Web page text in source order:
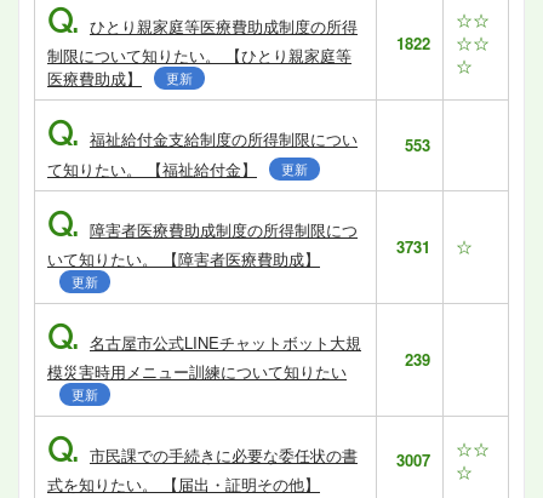
Q. ひとり親家庭等医療費助成制度の所得
制限について知りたい。 【ひとり親家庭等
医療費助成】
更新
1822
☆☆
☆☆
☆
Q. 福祉給付金支給制度の所得制限につい
て知りたい。 【福祉給付金】
更新
553
Q. 障害者医療費助成制度の所得制限につ
いて知りたい。 【障害者医療費助成】
更新
3731 ☆
Q. 名古屋市公式LINEチャットボット大規
模災害時用メニュー訓練について知りたい
更新
239
Q. 市民課での手続きに必要な委任状の書
式を知りたい。 【届出・証明その他】
3007
☆☆
☆